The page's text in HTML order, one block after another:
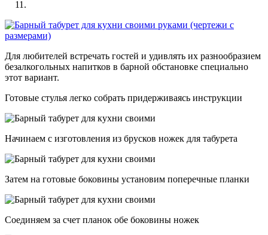
Для любителей встречать гостей и удивлять их разнообразием
безалкогольных напитков в барной обстановке специально
этот вариант.
Готовые стулья легко собрать придерживаясь инструкции
Начинаем с изготовления из брусков ножек для табурета
Затем на готовые боковины установим поперечные планки
Соединяем за счет планок обе боковины ножек